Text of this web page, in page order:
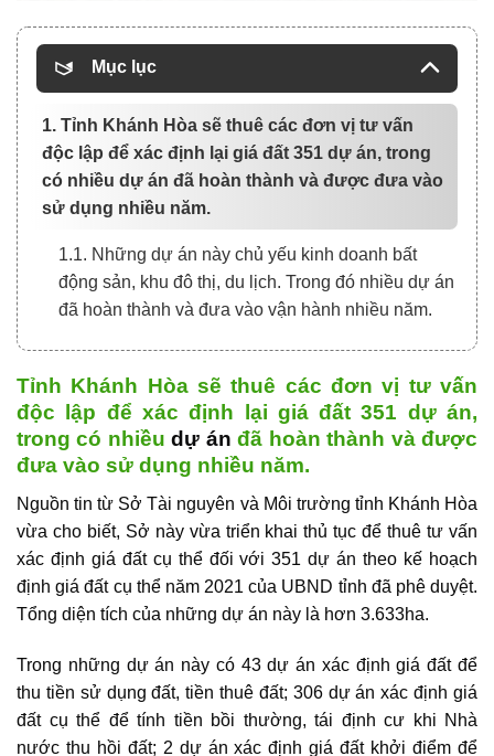
Mục lục
1. Tỉnh Khánh Hòa sẽ thuê các đơn vị tư vấn
độc lập để xác định lại giá đất 351 dự án, trong
có nhiều dự án đã hoàn thành và được đưa vào
sử dụng nhiều năm.
1.1. Những dự án này chủ yếu kinh doanh bất
động sản, khu đô thị, du lịch. Trong đó nhiều dự án
đã hoàn thành và đưa vào vận hành nhiều năm.
Tỉnh Khánh Hòa sẽ thuê các đơn vị tư vấn
độc lập để xác định lại giá đất 351 dự án,
trong có nhiềudự án đã hoàn thành và được
đưa vào sử dụng nhiều năm.
Nguồn tin từ Sở Tài nguyên và Môi trường tỉnh Khánh Hòa
vừa cho biết, Sở này vừa triển khai thủ tục để thuê tư vấn
xác định giá đất cụ thể đối với 351dự án theo kế hoạch
định giá đất cụ thể năm 2021 của UBND tỉnh đã phê duyệt.
Tổng diện tích của những dự án này là hơn 3.633ha.
Trong những dự án này có 43 dự án xác định giá đất để
thu tiền sử dụng đất, tiền thuê đất; 306 dự án xác định giá
đất cụ thể để tính tiền bồi thường, tái định cư khi Nhà
nước thu hồi đất; 2 dự án xác định giá đất khởi điểm để